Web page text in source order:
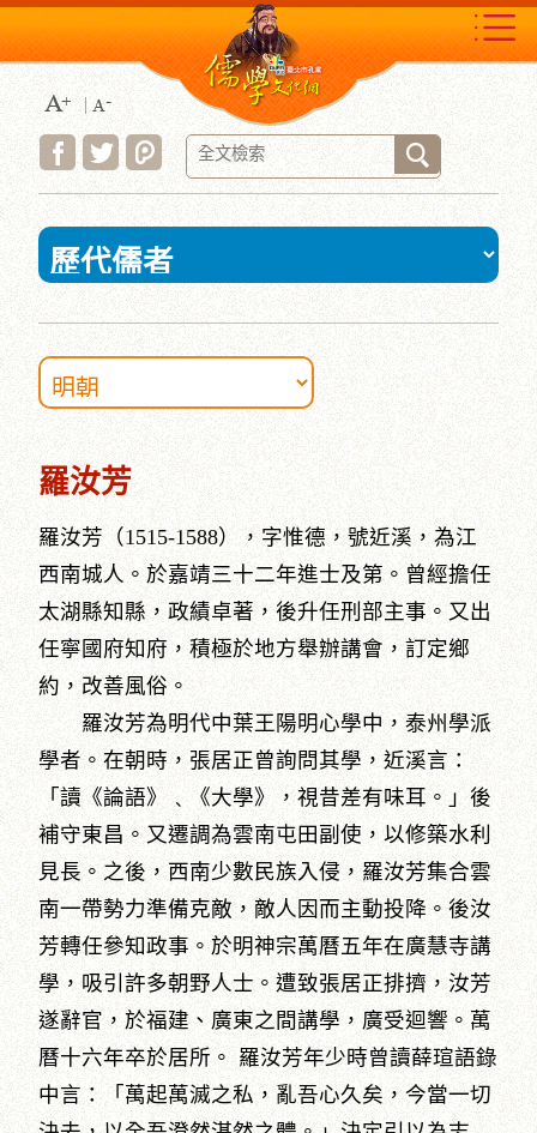
到
主
要
內
容
區
塊
:::
羅汝芳
羅汝芳（1515-1588），字惟德，號近溪，為江
西南城人。於嘉靖三十二年進士及第。曾經擔任
太湖縣知縣，政績卓著，後升任刑部主事。又出
任寧國府知府，積極於地方舉辦講會，訂定鄉
約，改善風俗。
羅汝芳為明代中葉王陽明心學中，泰州學派
學者。在朝時，張居正曾詢問其學，近溪言：
「讀《論語》﹑《大學》，視昔差有味耳。」後
補守東昌。又遷調為雲南屯田副使，以修築水利
見長。之後，西南少數民族入侵，羅汝芳集合雲
南一帶勢力準備克敵，敵人因而主動投降。後汝
芳轉任參知政事。於明神宗萬曆五年在廣慧寺講
學，吸引許多朝野人士。遭致張居正排擠，汝芳
遂辭官，於福建、廣東之間講學，廣受迴響。萬
曆十六年卒於居所。 羅汝芳年少時曾讀薛瑄語錄
中言：「萬起萬滅之私，亂吾心久矣，今當一切